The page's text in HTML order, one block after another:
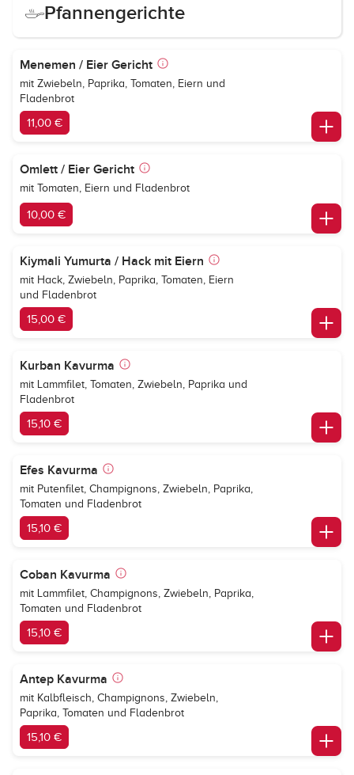
Pfannengerichte
Menemen / Eier Gericht
mit Zwiebeln, Paprika, Tomaten, Eiern und
Fladenbrot
11,00 €
Omlett / Eier Gericht
mit Tomaten, Eiern und Fladenbrot
10,00 €
Kiymali Yumurta / Hack mit Eiern
mit Hack, Zwiebeln, Paprika, Tomaten, Eiern
und Fladenbrot
15,00 €
Kurban Kavurma
mit Lammfilet, Tomaten, Zwiebeln, Paprika und
Fladenbrot
15,10 €
Efes Kavurma
mit Putenfilet, Champignons, Zwiebeln, Paprika,
Tomaten und Fladenbrot
15,10 €
Coban Kavurma
mit Lammfilet, Champignons, Zwiebeln, Paprika,
Tomaten und Fladenbrot
15,10 €
Antep Kavurma
mit Kalbfleisch, Champignons, Zwiebeln,
Paprika, Tomaten und Fladenbrot
15,10 €